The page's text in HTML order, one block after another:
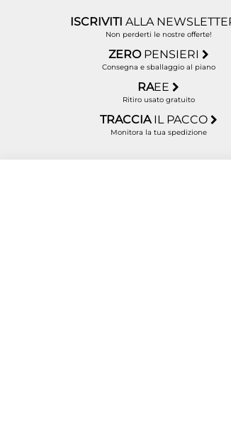
ISCRIVITIALLA
Non perderti le nostre offerte!
ZERO PENSIERI
Consegna e sballaggio al piano
RAEE
Ritiro usato gratuito
TRACCIA IL PACCO
Monitora la tua spedizione
Copyright © 2025